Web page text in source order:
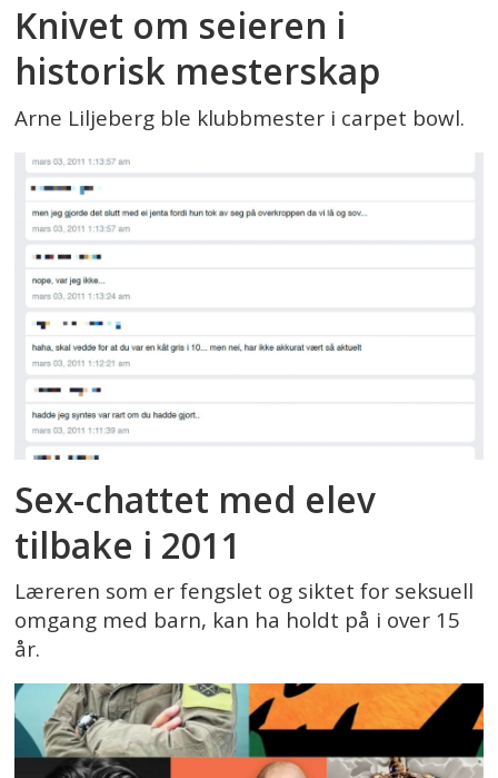
Knivet om seieren i
historisk mesterskap
Arne Liljeberg ble klubbmester i carpet bowl.
Sex-chattet med elev
tilbake i 2011
Læreren som er fengslet og siktet for seksuell
omgang med barn, kan ha holdt på i over 15
år.